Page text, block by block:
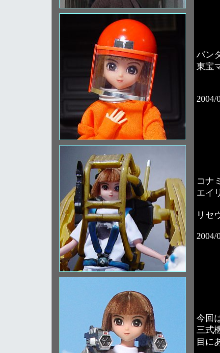
バン
東宝
2004/
コナ
エイ
リセ
2004/
今回
三式
目に